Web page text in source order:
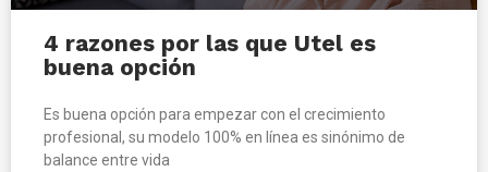
4 razones por las que Utel es
buena opción
Es buena opción para empezar con el crecimiento
profesional, su modelo 100% en línea es sinónimo de
balance entre vida